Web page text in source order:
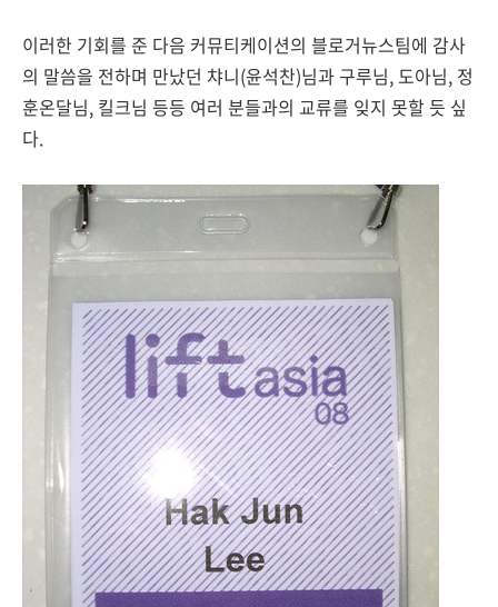
이러한 기회를 준 다음 커뮤티케이션의 블로거뉴스팀에 감사
의 말씀을 전하며 만났던 챠니(윤석찬)님과 구루님, 도아님, 정
훈온달님, 킬크님 등등 여러 분들과의 교류를 잊지 못할 듯 싶
다.